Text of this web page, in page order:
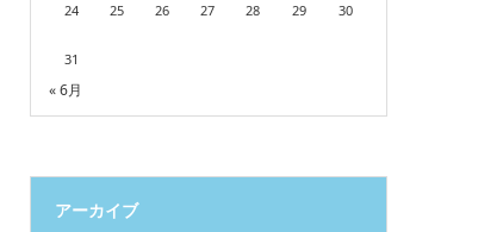
24 25 26 27 28 29 30
31
« 6月
アーカイブ